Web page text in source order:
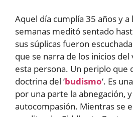
Aquel día cumplía 35 años y
semanas meditó sentado
sus súplicas fueron
que se narra de los inicios
esta persona. Un periplo que
doctrina del ‘budismo‘. Es
por una parte la abnegación,
autocompasión. Mientras se